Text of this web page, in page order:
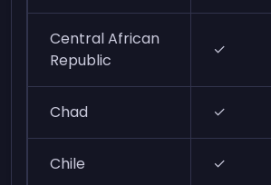
Central African
Republic
✓
Chad ✓
Chile ✓